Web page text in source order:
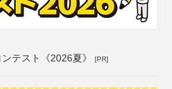
テスト《2026夏》 [PR]